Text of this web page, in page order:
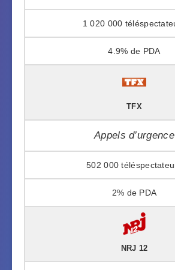
1 020 000
4.9%
TFX
Appels d’urgence
502 000
2%
NRJ 12